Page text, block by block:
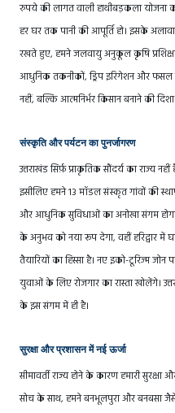
रुपये की लागत वाली हाथीबड़कला योजना
हर घर तक पानी की आपूर्ति हो। इसके
रखते हुए, हमने जलवायु अनुकूल कृषि
आधुनिक तकनीकों, ड्रिप इरिगेशन और फसल
नहीं, बल्कि आत्मनिर्भर किसान बनाने की
संस्कृति और पर्यटन का पुनर्जागरण
उत्तराखंड सिर्फ़ प्राकृतिक सौंदर्य का राज्य
इसीलिए हमने 13 मॉडल संस्कृत गांवों की
और आधुनिक सुविधाओं का अनोखा संगम
के अनुभव को नया रूप देगा, वहीं हरिद्वार में
तैयारियों का हिस्सा है। नए इको-टूरिज्म
युवाओं के लिए रोजगार का रास्ता खोलेंगे।
के इस संगम में ही है।
सुरक्षा और प्रशासन में नई ऊर्जा
सीमावर्ती राज्य होने के कारण हमारी
सोच के साथ, हमने बनभूलपुरा और बनबसा